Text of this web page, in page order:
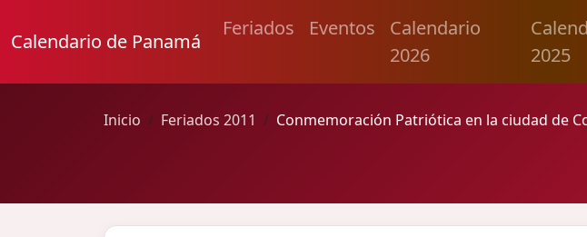
Calendario de Panamá
Feriados Eventos
Calendario
2026
2025
Inicio Feriados 2011 Conmemoración Patriótica en la ciudad de